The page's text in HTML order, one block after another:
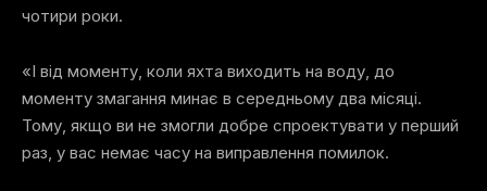
чотири роки.
«І від моменту, коли яхта виходить на воду, до
моменту змагання минає в середньому два місяці.
Тому, якщо ви не змогли добре спроектувати у перший
раз, у вас немає часу на виправлення помилок.